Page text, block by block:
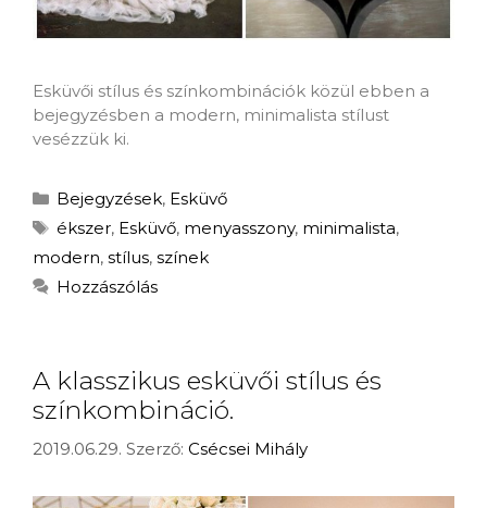
Esküvői stílus és színkombinációk közül ebben a
bejegyzésben a modern, minimalista stílust
vesézzük ki.
Bejegyzések, Esküvő
ékszer, Esküvő, menyasszony, minimalista,
modern, stílus, színek
Hozzászólás
A klasszikus esküvői stílus és
színkombináció.
2019.06.29. Szerző: Csécsei Mihály